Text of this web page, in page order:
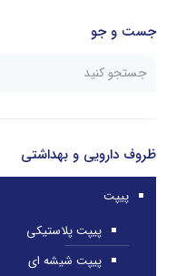
جست و جو
ظروف دارویی و بهداشتی
پیپت
پیپت پلاستیکی
پیپت شیشه ای